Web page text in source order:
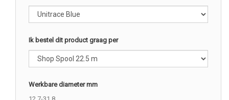
Ik bestel dit product graag per
Werkbare diameter mm